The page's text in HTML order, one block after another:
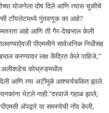
योजनेला दोष दिले आणि त्यास चुकीचे
टॉयलेटमध्ये गुंतवणूक का आहे?
आहे आणि ती गैर-देखभाल केली
पीएमसीने सार्वजनिक निधीसह
करण्यावर लक्ष केंद्रित केले पाहिजे,”
अलीकडेच कोथ्रुडमधील
आणि त्या अटींमुळे आश्चर्यचकित झाले.
भेटले नाही.“दरवाजे गहाळ झाले,
अ‍ॅपद्वारे या समस्येची नोंद केली,